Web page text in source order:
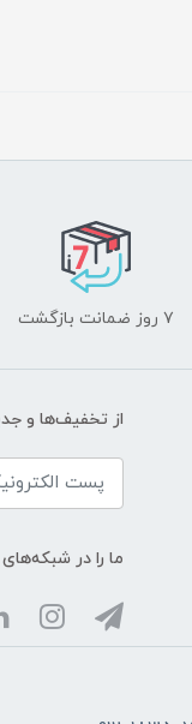
۷ روز ضمانت بازگشت
از تخفیف‌ها و
ما را در